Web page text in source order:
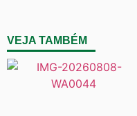
VEJA TAMBÉM